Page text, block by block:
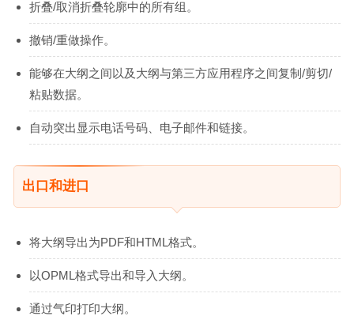
折叠/取消折叠轮廓中的所有组。
撤销/重做操作。
能够在大纲之间以及大纲与第三方应用程序之间复制/剪切/
粘贴数据。
自动突出显示电话号码、电子邮件和链接。
出口和进口
将大纲导出为PDF和HTML格式。
以OPML格式导出和导入大纲。
通过气印打印大纲。